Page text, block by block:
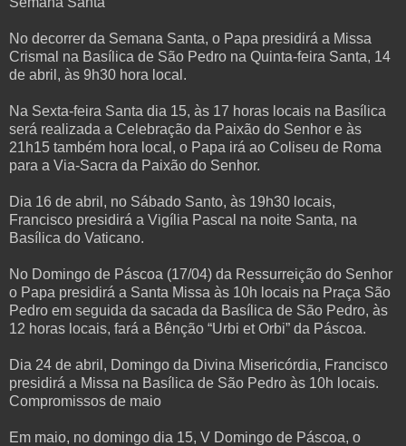
No decorrer da Semana Santa, o Papa presidirá a Missa
Crismal na Basílica de São Pedro na Quinta-feira Santa, 14
de abril, às 9h30 hora local.
Na Sexta-feira Santa dia 15, às 17 horas locais na Basílica
será realizada a Celebração da Paixão do Senhor e às
21h15 também hora local, o Papa irá ao Coliseu de Roma
para a Via-Sacra da Paixão do Senhor.
Dia 16 de abril, no Sábado Santo, às 19h30 locais,
Francisco presidirá a Vigília Pascal na noite Santa, na
Basílica do Vaticano.
No Domingo de Páscoa (17/04) da Ressurreição do Senhor
o Papa presidirá a Santa Missa às 10h locais na Praça São
Pedro em seguida da sacada da Basílica de São Pedro, às
12 horas locais, fará a Bênção “Urbi et Orbi” da Páscoa.
Dia 24 de abril, Domingo da Divina Misericórdia, Francisco
presidirá a Missa na Basílica de São Pedro às 10h locais.
Compromissos de maio
Em maio, no domingo dia 15, V Domingo de Páscoa, o